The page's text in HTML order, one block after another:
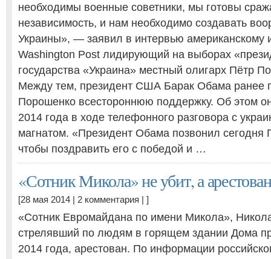
необходимы военные советники, мы готовы
независимость, и нам необходимо создавать
Украины», — заявил в интервью американскому
Washington Post лидирующий на выборах
государства «Украина» местный олигарх Пётр
Между тем, президент США Барак Обама ранее
Порошенко всестороннюю поддержку. Об этом
2014 года в ходе телефонного разговора с
магнатом. «Президент Обама позвонил сегодня
чтобы поздравить его с победой и …
«Сотник Микола» не убит, а арестован
[28 мая 2014 | 2 комментария | ]
«Сотник Евромайдана по имени Микола»,
стрелявший по людям в горящем здании Дома
2014 года, арестован. По информации